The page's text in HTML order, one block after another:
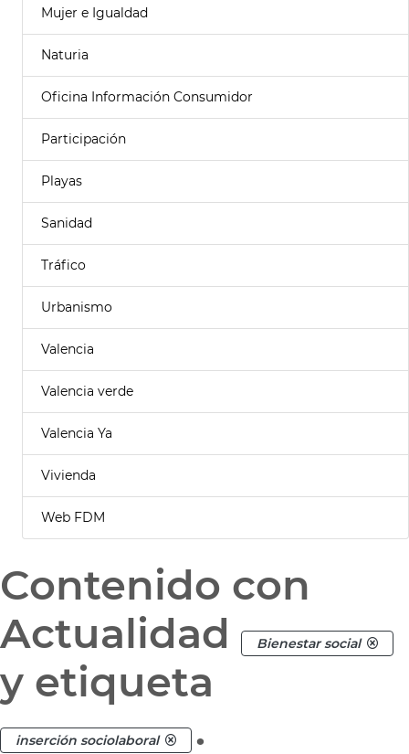
Mujer e Igualdad
Naturia
Oficina Información Consumidor
Participación
Playas
Sanidad
Tráfico
Urbanismo
Valencia
Valencia verde
Valencia Ya
Vivienda
Web FDM
Contenido con
Actualidad
Bienestar social
y etiqueta
inserción sociolaboral .